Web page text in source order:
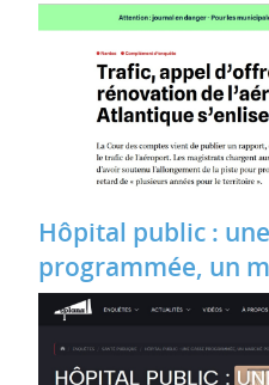
Hôpital public :
programmée, un